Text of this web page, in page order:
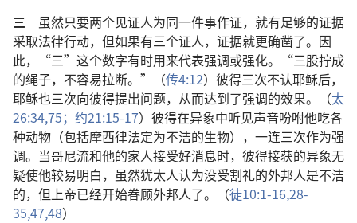
三 虽然只要两个见证人为同一件事作证，就有足够的证据
采取法律行动，但如果有三个证人，证据就更确凿了。因
此，“三”这个数字有时用来代表强调或强化。“三股拧成
的绳子，不容易拉断。”（传4:12）彼得三次不认耶稣后，
耶稣也三次向彼得提出问题，从而达到了强调的效果。（太
26:34,75； 约21:15-17）彼得在异象中听见声音吩咐他吃各
种动物（包括摩西律法定为不洁的生物），一连三次作为强
调。当哥尼流和他的家人接受好消息时，彼得接获的异象无
疑使他较易明白，虽然犹太人认为没受割礼的外邦人是不洁
的，但上帝已经开始眷顾外邦人了。（徒10:1-16,28-
35,47,48）